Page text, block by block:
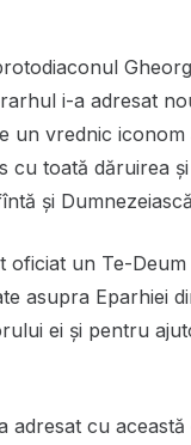
i-a adresat
un vrednic
cu toată dăruirea
și
oficiat un Te-
asupra Eparhiei
ei şi pentru
adresat cu